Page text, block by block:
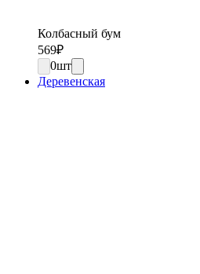
Колбасный бум
569₽
0шт
Деревенская